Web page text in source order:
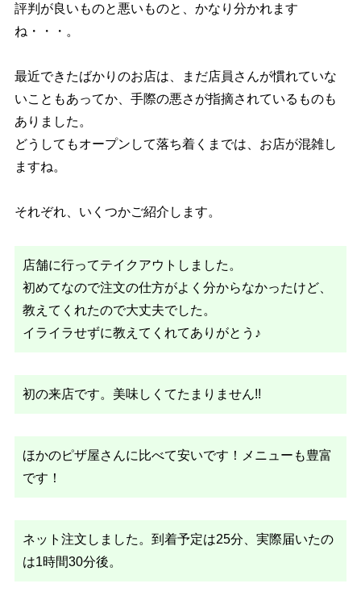
評判が良いものと悪いものと、かなり分かれます
ね・・・。
最近できたばかりのお店は、まだ店員さんが慣れていな
いこともあってか、手際の悪さが指摘されているものも
ありました。
どうしてもオープンして落ち着くまでは、お店が混雑し
ますね。
それぞれ、いくつかご紹介します。
店舗に行ってテイクアウトしました。
初めてなので注文の仕方がよく分からなかったけど、
教えてくれたので大丈夫でした。
イライラせずに教えてくれてありがとう♪
初の来店です。美味しくてたまりません!!
ほかのピザ屋さんに比べて安いです！メニューも豊富
です！
ネット注文しました。到着予定は25分、実際届いたの
は1時間30分後。